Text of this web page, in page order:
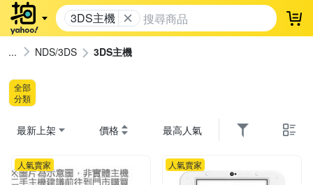
3DS主機 登
NDS/3DS 3DS主機
全部
分類
最新上架 價格 最高人氣
人氣賣家 人氣賣家